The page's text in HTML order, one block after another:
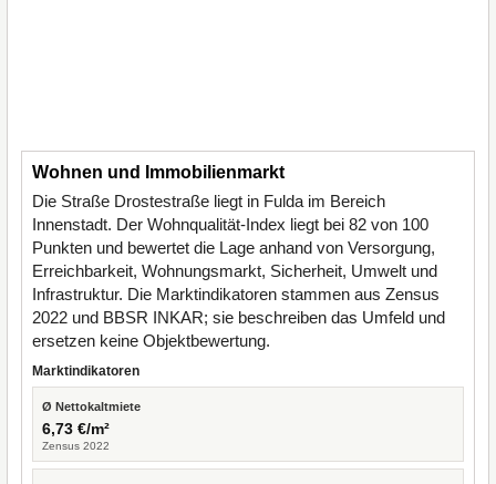
Wohnen und Immobilienmarkt
Die Straße Drostestraße liegt in Fulda im Bereich
Innenstadt. Der Wohnqualität-Index liegt bei 82 von 100
Punkten und bewertet die Lage anhand von Versorgung,
Erreichbarkeit, Wohnungsmarkt, Sicherheit, Umwelt und
Infrastruktur. Die Marktindikatoren stammen aus Zensus
2022 und BBSR INKAR; sie beschreiben das Umfeld und
ersetzen keine Objektbewertung.
Marktindikatoren
Ø Nettokaltmiete
6,73 €/m²
Zensus 2022